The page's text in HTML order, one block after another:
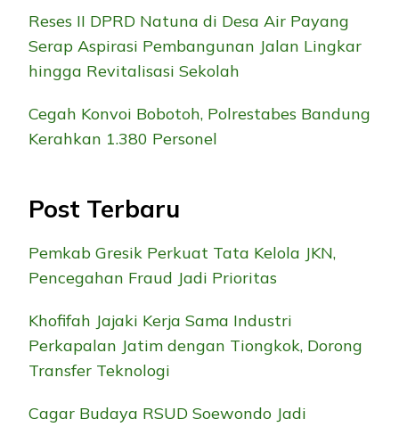
Reses II DPRD Natuna di Desa Air Payang
Serap Aspirasi Pembangunan Jalan Lingkar
hingga Revitalisasi Sekolah
Cegah Konvoi Bobotoh, Polrestabes Bandung
Kerahkan 1.380 Personel
Post Terbaru
Pemkab Gresik Perkuat Tata Kelola JKN,
Pencegahan Fraud Jadi Prioritas
Khofifah Jajaki Kerja Sama Industri
Perkapalan Jatim dengan Tiongkok, Dorong
Transfer Teknologi
Cagar Budaya RSUD Soewondo Jadi